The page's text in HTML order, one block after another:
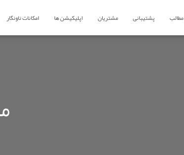
امکانات ناونگار اپلیکیشن ها مشتریان پشتیبانی